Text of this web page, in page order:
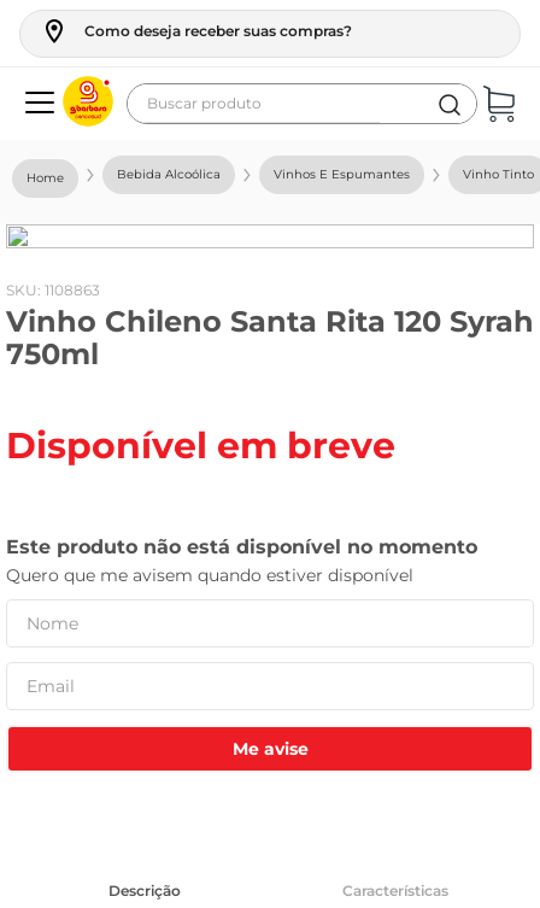
Como deseja receber suas compras?
Buscar produto
Bebida Alcoólica Vinhos E Espumantes Vinho Tinto
: 1108863
Vinho Chileno Santa Rita 120 Syrah
750ml
Disponível em breve
Me avise
Descrição Características
geladeira
fogao
café
cerveja
leite
celular